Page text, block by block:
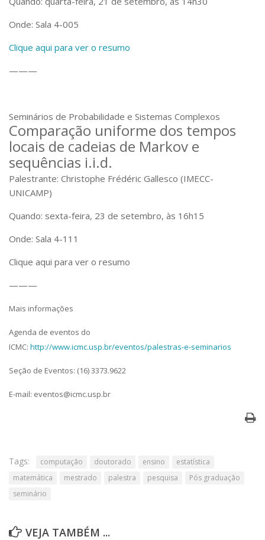
Onde: Sala 4-005
Clique aqui para ver o resumo
———
Seminários de Probabilidade e Sistemas Complexos
Comparação uniforme dos tempos
locais de cadeias de Markov e
sequências i.i.d.
Palestrante: Christophe Frédéric Gallesco (IMECC-
UNICAMP)
Quando: sexta-feira, 23 de setembro, às 16h15
Onde: Sala 4-111
Clique aqui para ver o resumo
———
Mais informações
Agenda de eventos do
ICMC: http://www.icmc.usp.br/eventos/palestras-e-seminarios
Seção de Eventos: (16) 3373.9622
E-mail: eventos@icmc.usp.br
Tags: computação doutorado ensino
estatística
matemática
mestrado palestra pesquisa
Pós graduação
seminário
VEJA TAMBÉM ...